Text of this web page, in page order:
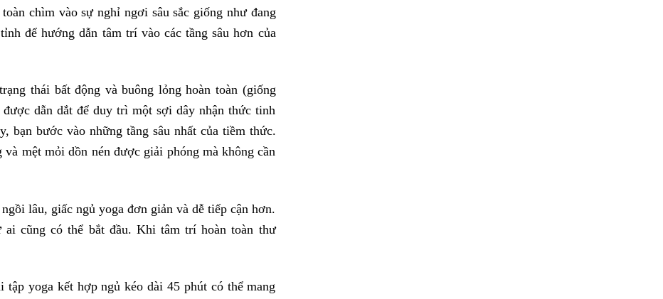
chìm vào sự nghỉ ngơi sâu sắc giống như đang
để hướng dẫn tâm trí vào các tầng sâu hơn của
thái bất động và buông lỏng hoàn toàn (giống
dẫn dắt để duy trì một sợi dây nhận thức tinh
bạn bước vào những tầng sâu nhất của tiềm thức.
mệt mỏi dồn nén được giải phóng mà không cần
lâu, giấc ngủ yoga đơn giản và dễ tiếp cận hơn.
cũng có thể bắt đầu. Khi tâm trí hoàn toàn thư
yoga kết hợp ngủ kéo dài 45 phút có thể mang